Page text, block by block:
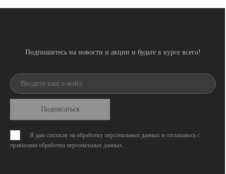
Подпишитесь на новости и акции и будьте в курсе всего!
Подписаться
Я даю согласие на обработку персональных данных и соглашаюсь с
правилами обработки персональных данных.